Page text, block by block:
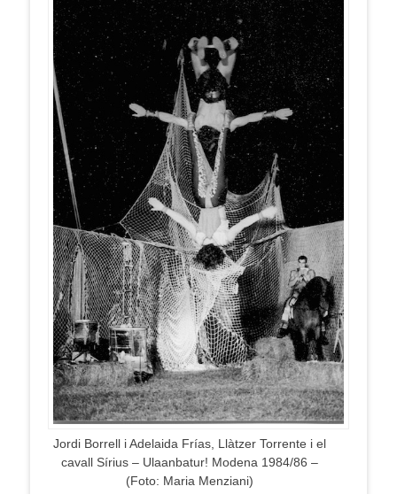
Jordi Borrell i Adelaida Frías, Llàtzer Torrente i el
cavall Sírius – Ulaanbatur! Modena 1984/86 –
(Foto: Maria Menziani)